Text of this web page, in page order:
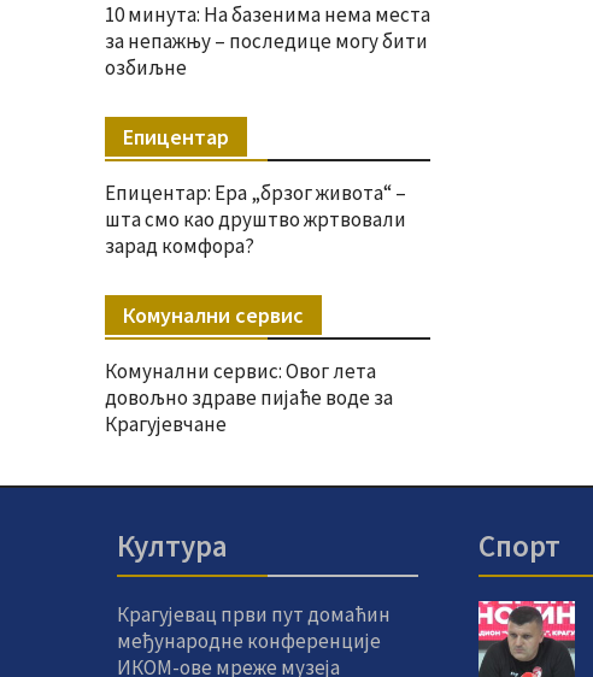
10 минута: На базенима нема места
за непажњу – последице могу бити
озбиљне
Епицентар
Епицентар: Ера „брзог живота“ –
шта смо као друштво жртвовали
зарад комфора?
Комунални сервис
Комунални сервис: Овог лета
довољно здраве пијаће воде за
Крагујевчане
Култура
Крагујевац први пут домаћин
међународне конференције
ИКОМ-ове мреже музеја
Спорт